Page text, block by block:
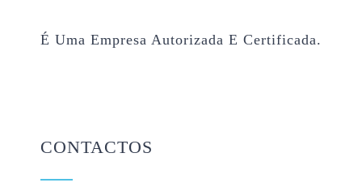
É Uma Empresa Autorizada E Certificada.
CONTACTOS